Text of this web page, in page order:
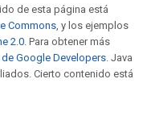
de esta página está
Commons, y los ejemplos
2.0. Para obtener más
Google Developers. Java
Cierto contenido está